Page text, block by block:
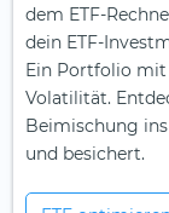
dem ETF-
dein ETF-
Ein Portfolio
Volatilität.
Beimischung
und besichert.